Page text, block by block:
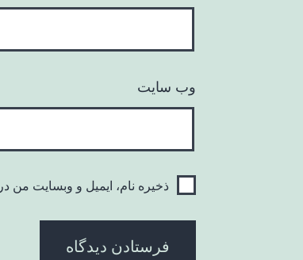
وب‌ سایت
ذخیره نام، ایمیل و وبسایت من